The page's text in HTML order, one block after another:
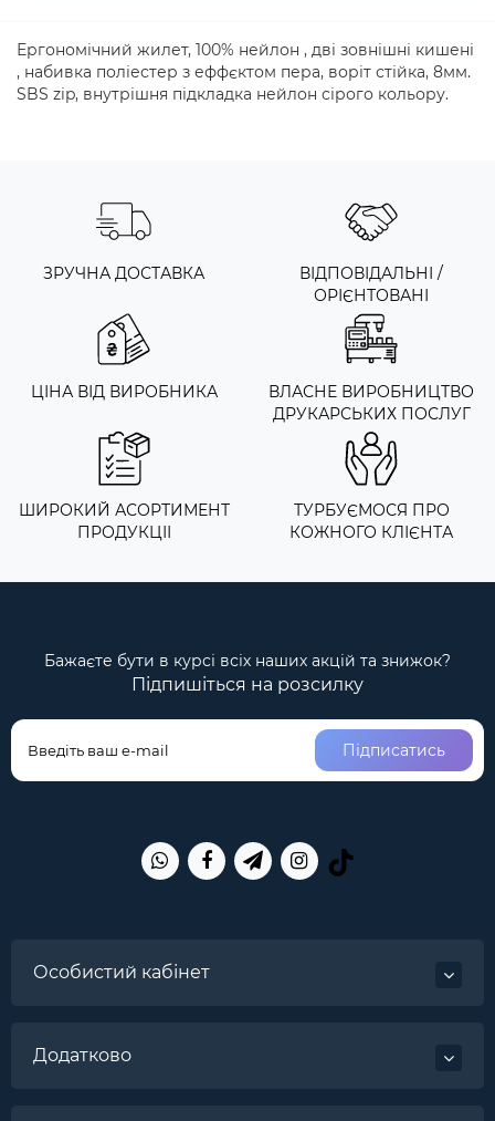
Ергономічний жилет, 100% нейлон , дві зовнішні кишені
, набивка поліестер з еффєктом пера, воріт стійка, 8мм.
SBS zip, внутрішня підкладка нейлон сірого кольору.
ЗРУЧНА ДОСТАВКА
ВІДПОВІДАЛЬНІ /
ОРІЄНТОВАНІ
ЦІНА ВІД ВИРОБНИКА
ВЛАСНЕ ВИРОБНИЦТВО
ДРУКАРСЬКИХ ПОСЛУГ
ШИРОКИЙ АСОРТИМЕНТ
ПРОДУКЦІІ
ТУРБУЄМОСЯ ПРО
КОЖНОГО КЛІЄНТА
Бажаєте бути в курсі всіх наших акцій та знижок?
Підпишіться на розсилку
Підписатись
Особистий кабінет
Додатково